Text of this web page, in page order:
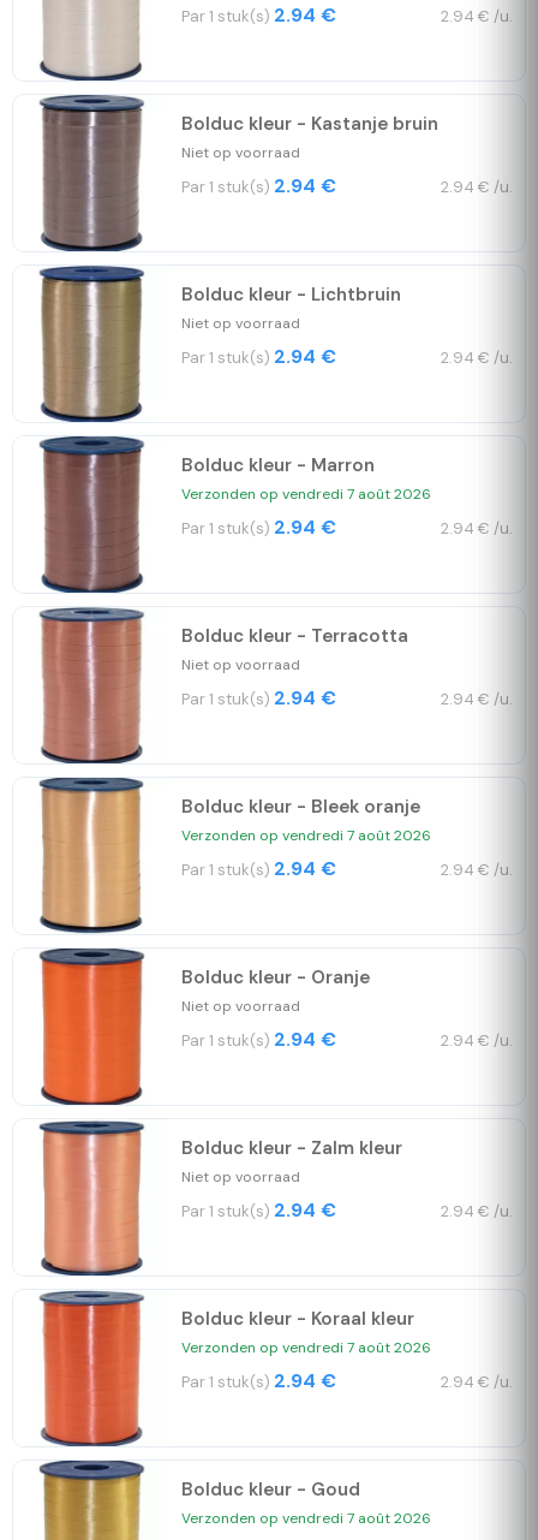
Par 1 stuk(s) 2.94 € 2.94 € /u.
Bolduc kleur - Kastanje bruin
Niet op voorraad
Par 1 stuk(s) 2.94 € 2.94 € /u.
Bolduc kleur - Lichtbruin
Niet op voorraad
Par 1 stuk(s) 2.94 € 2.94 € /u.
Bolduc kleur - Marron
Verzonden op vendredi 7 août 2026
Par 1 stuk(s) 2.94 € 2.94 € /u.
Bolduc kleur - Terracotta
Niet op voorraad
Par 1 stuk(s) 2.94 € 2.94 € /u.
Bolduc kleur - Bleek oranje
Verzonden op vendredi 7 août 2026
Par 1 stuk(s) 2.94 € 2.94 € /u.
Bolduc kleur - Oranje
Niet op voorraad
Par 1 stuk(s) 2.94 € 2.94 € /u.
Bolduc kleur - Zalm kleur
Niet op voorraad
Par 1 stuk(s) 2.94 € 2.94 € /u.
Bolduc kleur - Koraal kleur
Verzonden op vendredi 7 août 2026
Par 1 stuk(s) 2.94 € 2.94 € /u.
Bolduc kleur - Goud
Verzonden op vendredi 7 août 2026